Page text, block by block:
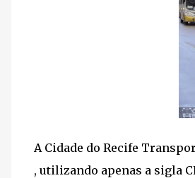
A Cidade do Recife
, utilizando apenas a sigla